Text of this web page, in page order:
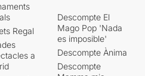
Regal
a
Descompte El
Mago Pop 'Nada
es imposible'
Descompte Ànima
Descompte